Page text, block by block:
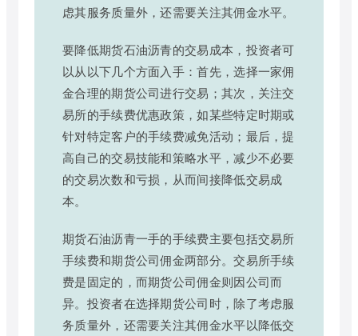
虑其服务质量外，还需要关注其佣金水平。
要降低期货石油沥青的交易成本，投资者可
以从以下几个方面入手：首先，选择一家佣
金合理的期货公司进行交易；其次，关注交
易所的手续费优惠政策，如某些特定时期或
针对特定客户的手续费减免活动；最后，提
高自己的交易技能和策略水平，减少不必要
的交易次数和亏损，从而间接降低交易成
本。
期货石油沥青一手的手续费主要包括交易所
手续费和期货公司佣金两部分。交易所手续
费是固定的，而期货公司佣金则因公司而
异。投资者在选择期货公司时，除了考虑服
务质量外，还需要关注其佣金水平以降低交